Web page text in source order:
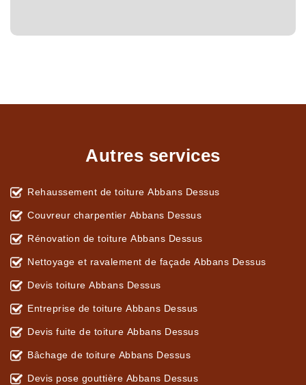
Autres services
Rehaussement de toiture Abbans Dessus
Couvreur charpentier Abbans Dessus
Rénovation de toiture Abbans Dessus
Nettoyage et ravalement de façade Abbans Dessus
Devis toiture Abbans Dessus
Entreprise de toiture Abbans Dessus
Devis fuite de toiture Abbans Dessus
Bâchage de toiture Abbans Dessus
Devis pose gouttière Abbans Dessus